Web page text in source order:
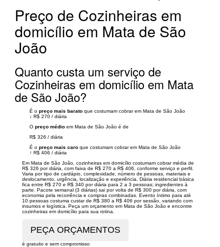
Preço de Cozinheiras em
domicílio em Mata de São
João
Quanto custa um serviço de
Cozinheiras em domicílio em Mata
de São João?
É o preço mais barato que costumam cobrar em Mata de São João
↓ R$ 270 / diária
O preço médio em Mata de São João é de
R$ 326 / diária
É o preço mais caro que costumam cobrar em Mata de São João
↑ R$ 406 / diária
Em Mata de São João, cozinheiras em domicílio costumam cobrar média de
R$ 326 por diária, com faixa de R$ 270 a R$ 406, conforme serviço e perfil.
Varia por tipo de cardápio, complexidade, número de pessoas, materiais e
deslocamento, urgência, localização e experiência. Diária residencial básica
fica entre R$ 270 e R$ 340 por diária para 2 a 3 pessoas; ingredientes à
parte. Pacote semanal (3 diárias) sai por volta de R$ 300 por diária, com
economia pela recorrência e compras combinadas. Evento íntimo para até
10 pessoas costuma custar de R$ 380 a R$ 406 por sessão, variando com
insumos e logística. Peça um orçamento em Mata de São João e encontre
cozinheiras em domicílio para sua rotina.
é gratuito e sem compromisso